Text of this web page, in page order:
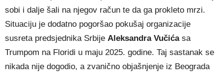
sobi i dalje šali na njegov račun te da ga prokleto mrzi.
Situaciju je dodatno pogoršao pokušaj organizacije
susreta predsjednika Srbije Aleksandra Vučićasa
Trumpom na Floridi u maju 2025. godine. Taj sastanak se
nikada nije dogodio, a zvanično objašnjenje iz Beograda